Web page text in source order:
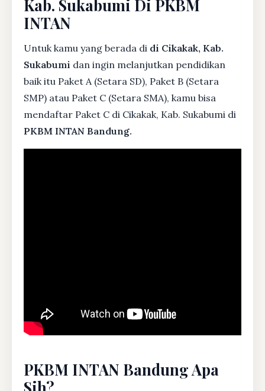
Kab. Sukabumi Di PKBM
INTAN
Untuk kamu yang berada di di Cikakak, Kab.
Sukabumi dan ingin melanjutkan pendidikan
baik itu Paket A (Setara SD), Paket B (Setara
SMP) atau Paket C (Setara SMA), kamu bisa
mendaftar Paket C di Cikakak, Kab. Sukabumi di
PKBM INTAN Bandung.
PKBM INTAN Bandung Apa
Sih?